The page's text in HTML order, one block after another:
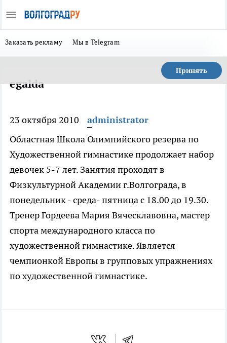
Заказать рекламу Мы в Telegram
Принять
egalda
23 октября 2010
administrator
Областная Школа Олимпийского резерва по
Художественной гимнастике продолжает набор
девочек 5-7 лет. Занятия проходят в
Физкультурной Академии г.Волгограда, в
понедельник - среда- пятница с 18.00 до 19.30.
Тренер Гордеева Мария Вяческлавовна, мастер
спорта международного класса по
художественной гимнастике. Является
чемпионкой Европы в групповых упражнениях
по художественной гимнастике.